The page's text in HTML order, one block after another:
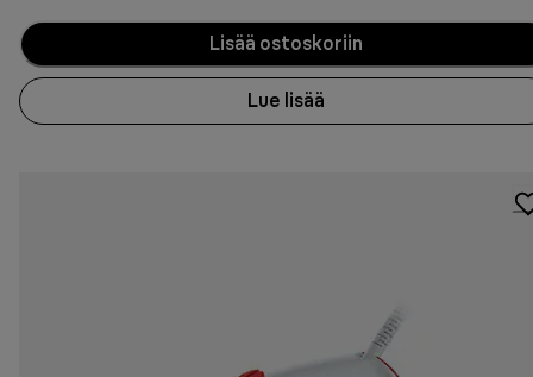
Lisää ostoskoriin
Lue lisää